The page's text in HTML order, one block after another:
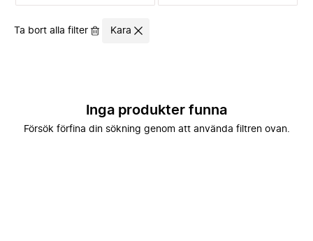
Ta bort alla filter Kara
Inga produkter funna
Försök förfina din sökning genom att använda filtren ovan.